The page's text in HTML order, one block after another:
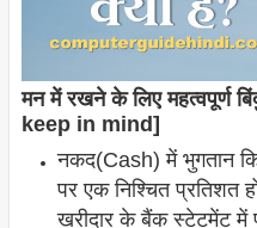
मन में रखने के लिए महत्वपूर्ण
keep in mind]
नकद(Cash) में भुगतान
पर एक निश्चित प्रतिशत
खरीदार के बैंक स्टेटमेंट में